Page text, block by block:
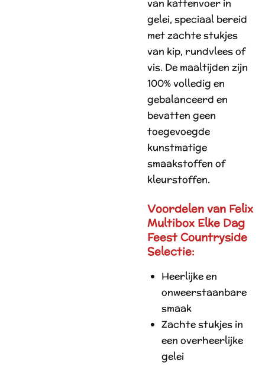
van kattenvoer in
gelei, speciaal bereid
met zachte stukjes
van kip, rundvlees of
vis. De maaltijden zijn
100% volledig en
gebalanceerd en
bevatten geen
toegevoegde
kunstmatige
smaakstoffen of
kleurstoffen.
Voordelen van Felix
Multibox Elke Dag
Feest Countryside
Selectie:
Heerlijke en
onweerstaanbare
smaak
Zachte stukjes in
een overheerlijke
gelei